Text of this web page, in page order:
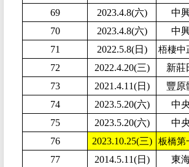
69
2023.4.8(六)
中
70
2023.4.8(六)
中
71
2022.5.8(日) 梧棲中
72 2022.4.20(三)
新莊
73
2021.4.11(日)
豐原
74
2023.5.20(六)
中
75
2023.5.20(六)
中
76
2023.10.25(三) 板橋第
77 2014.5.11(日)
東